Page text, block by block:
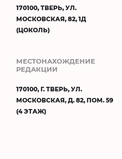
170100, ТВЕРЬ, УЛ.
МОСКОВСКАЯ, 82, 1Д
(ЦОКОЛЬ)
МЕСТОНАХОЖДЕНИЕ
РЕДАКЦИИ
170100, Г. ТВЕРЬ, УЛ.
МОСКОВСКАЯ, Д. 82, ПОМ. 59
(4 ЭТАЖ)